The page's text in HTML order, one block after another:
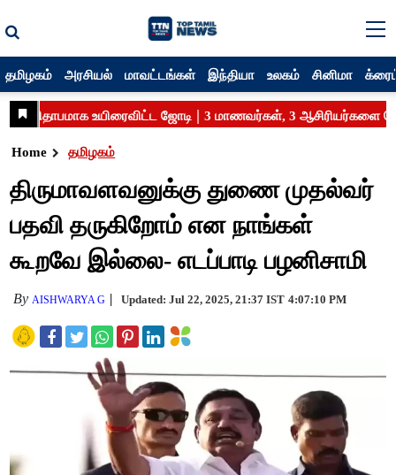
தமிழகம் அரசியல் மாவட்டங்கள் இந்தியா உலகம் சினிமா
Home தமிழகம்
திருமாவளவனுக்கு துணை முதல்வர்
பதவி தருகிறோம் என நாங்கள்
கூறவே இல்லை- எடப்பாடி பழனிசாமி
By AISHWARYA G Updated: Jul 22, 2025, 21:37 IST 4:07:10 PM